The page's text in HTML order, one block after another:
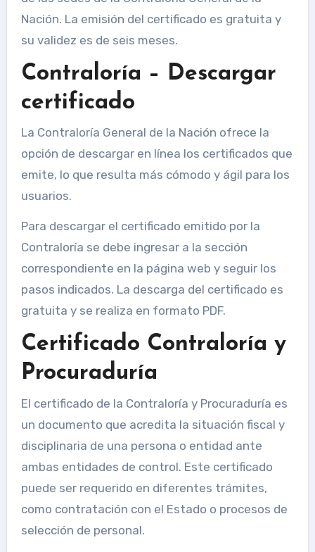
Nación. La emisión del certificado es gratuita y
su validez es de seis meses.
Contraloría – Descargar
certificado
La Contraloría General de la Nación ofrece la
opción de descargar en línea los certificados que
emite, lo que resulta más cómodo y ágil para los
usuarios.
Para descargar el certificado emitido por la
Contraloría se debe ingresar a la sección
correspondiente en la página web y seguir los
pasos indicados. La descarga del certificado es
gratuita y se realiza en formato PDF.
Certificado Contraloría y
Procuraduría
El certificado de la Contraloría y Procuraduría es
un documento que acredita la situación fiscal y
disciplinaria de una persona o entidad ante
ambas entidades de control. Este certificado
puede ser requerido en diferentes trámites,
como contratación con el Estado o procesos de
selección de personal.